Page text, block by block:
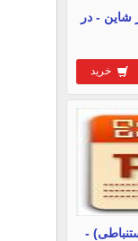
شاین - در
خرید
-